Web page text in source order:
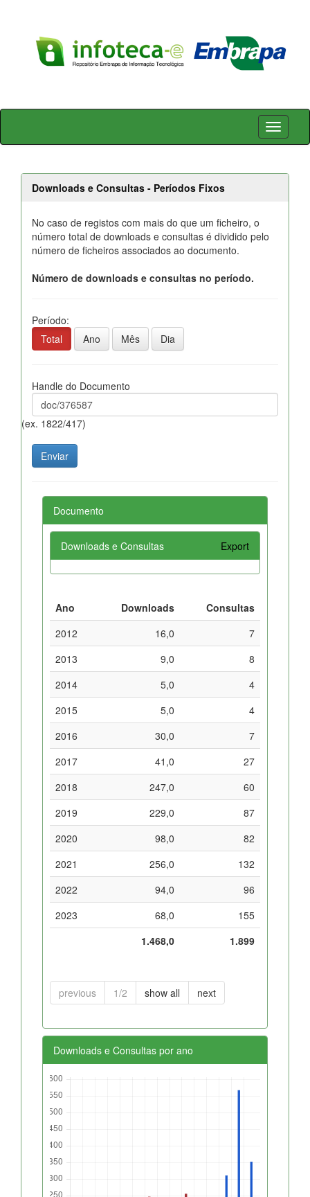
Skip
Downloads e Consultas - Períodos Fixos
No caso de registos com mais do que um ficheiro, o
número total de downloads e consultas é dividido pelo
número de ficheiros associados ao documento.
Número de downloads e consultas no período.
Período:
Total
Ano Mês Dia
Handle do Documento
(ex. 1822/417)
Documento
Downloads e Consultas Export
Ano Downloads
Consultas
2012
16,0
7
2013
9,0
8
2014
5,0
4
2015
5,0
4
2016
30,0
7
2017
41,0
27
2018
247,0
60
2019
229,0
87
2020
98,0
82
2021
256,0
132
2022
94,0
96
2023
68,0
155
1.468,0
1.899
previous 1/2 show all next
Downloads e Consultas por ano